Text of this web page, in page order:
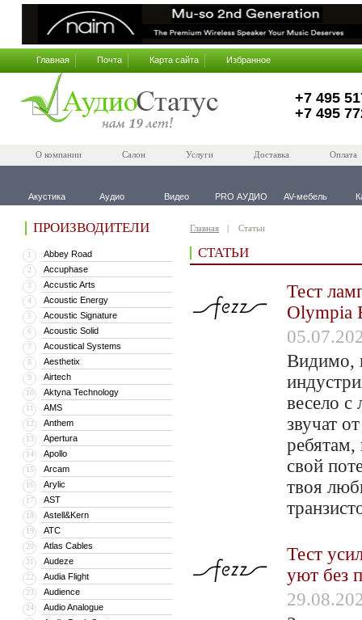
Главная Почта Карта сайта Избранное
+7 495
+7 495
О компании Салон Услуги Доставка Оплата
Акустика Аудио Видео PRO АУДИО AV-мебель
ПРОИЗВОДИТЕЛИ
1 Abbey Road
2 Accuphase
3 Accustic Arts
4 Acoustic Energy
5 Acoustic Signature
6 Acoustic Solid
7 Acoustical Systems
8 Aesthetix
9 Airtech
10 Aktyna Technology
11 AMS
12 Anthem
13 Apertura
14 Apollo
15 Arcam
16 Arylic
17 AST
18 Astell&Kern
19 ATC
20 Atlas Cables
21 Audeze
22 Audia Flight
23 Audience
24 Audio Analogue
Главная Статьи
СТАТЬИ
Тест
Olympia
Видимо,
весело с
звучат
ребятам,
свой
твоя
Тест
уют без